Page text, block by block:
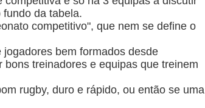
da tabela.
competitivo", que nem se define o
bem formados desde
treinadores e equipas que treinem
rugby, duro e rápido, ou então se uma